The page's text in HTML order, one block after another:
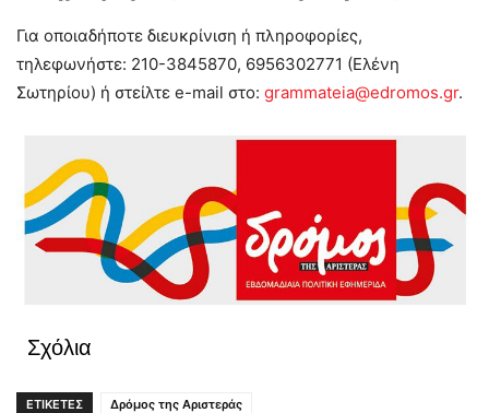
Για οποιαδήποτε διευκρίνιση ή πληροφορίες,
τηλεφωνήστε: 210-3845870, 6956302771 (Ελένη
Σωτηρίου) ή στείλτε e-mail στο: grammateia@edromos.gr.
Σχόλια
ΕΤΙΚΕΤΕΣ Δρόμος της Αριστεράς